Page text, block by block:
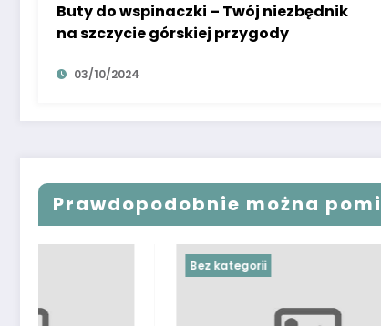
Buty do wspinaczki – Twój niezbędnik
na szczycie górskiej przygody
03/10/2024
Prawdopodobnie można